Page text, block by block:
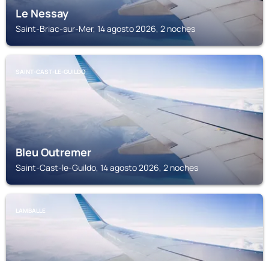
Le Nessay
Saint-Briac-sur-Mer, 14 agosto 2026, 2 noches
SAINT-CAST-LE-GUILDO
Bleu Outremer
Saint-Cast-le-Guildo, 14 agosto 2026, 2 noches
LAMBALLE